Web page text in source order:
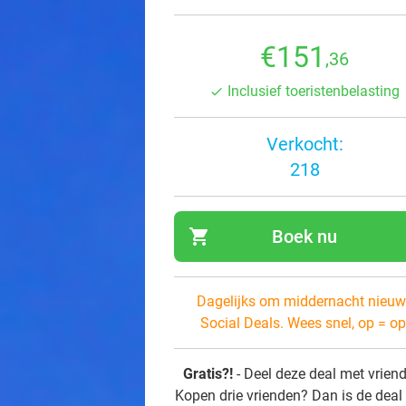
€151 ,36
Inclusief toeristenbelasting
Verkocht:
218
shopping_cart Boek nu
Dagelijks om middernacht
Social Deals. Wees snel, op =
Gratis?! - Deel deze deal met
Kopen drie vrienden? Dan is de